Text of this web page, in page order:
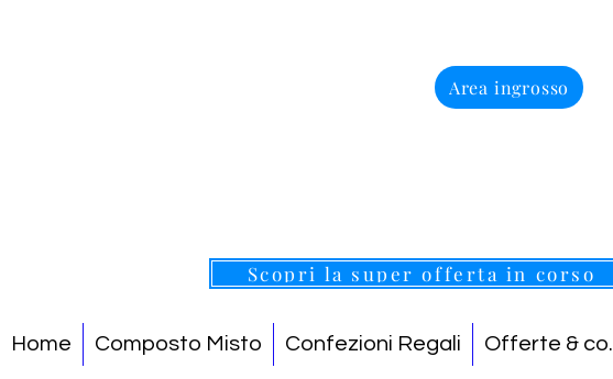
Area ingrosso
Scopri la super offerta in corso
Home Composto Misto Confezioni Regali Offerte & co.